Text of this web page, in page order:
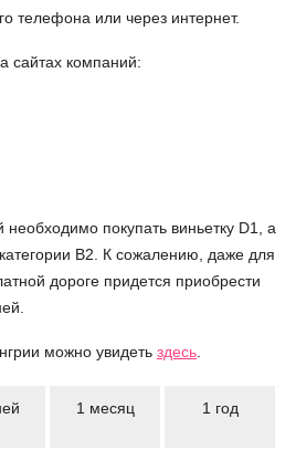
телефона или через интернет.
сайтах компаний:
покупать виньетку D1, а
B2. К сожалению, даже для
дороге придется приобрести
можно увидеть здесь
1 месяц 1 год